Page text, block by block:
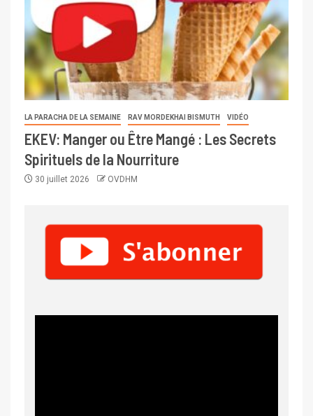
LA PARACHA DE LA SEMAINE RAV MORDEKHAI BISMUTH VIDÉO
EKEV: Manger ou Être Mangé : Les Secrets
Spirituels de la Nourriture
30 juillet 2026 OVDHM